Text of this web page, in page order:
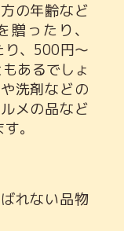
の年齢など
ったり、
り、500円～
あるでしょ
洗剤などの
メの品など
。
れない品物